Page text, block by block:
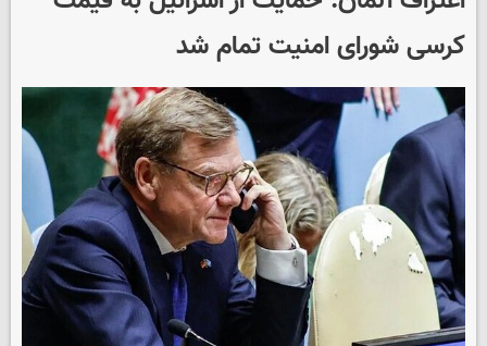
کرسی شورای امنیت تمام شد